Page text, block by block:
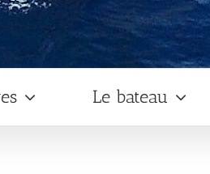
Le bateau